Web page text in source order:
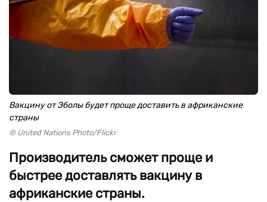
Вакцину от Эболы будет проще доставить в африканские
страны
© United Nations Photo/Flickr
Производитель сможет проще и
быстрее доставлять вакцину в
африканские страны.